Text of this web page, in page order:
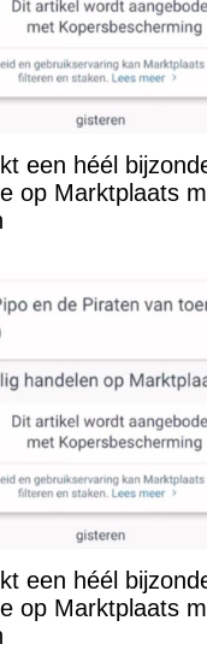
een héél
op Marktplaats
een héél
op Marktplaats